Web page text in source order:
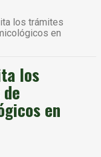
los trámites
en
los
en